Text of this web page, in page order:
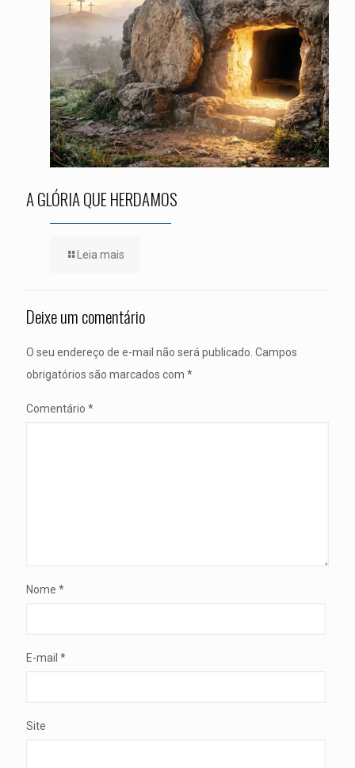
A GLÓRIA QUE HERDAMOS
Leia mais
Deixe um comentário
O seu endereço de e-mail não será publicado. Campos
obrigatórios são marcados com *
Comentário *
Nome *
E-mail *
Site